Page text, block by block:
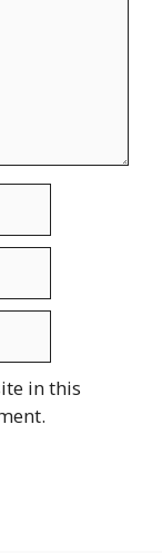
in this